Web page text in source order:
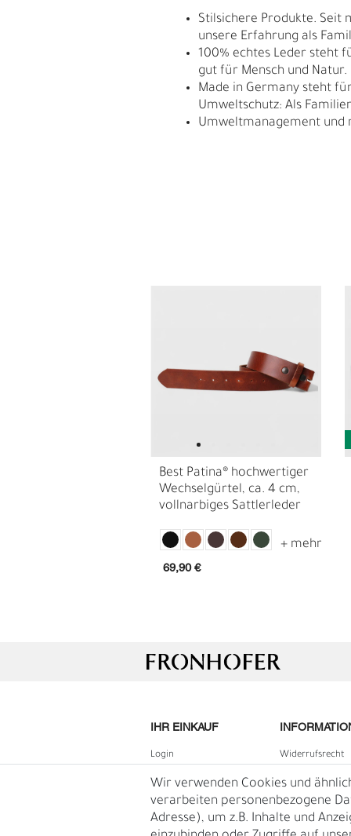
Ü
E
L
Stilsichere Produkte. Seit
unsere Erfahrung als
100% echtes Leder steht
gut für Mensch und Natur.
Made in Germany steht
Umweltschutz: Als
Umweltmanagement und
Best Patina® hochwertiger
Wechselgürtel, ca. 4 cm,
vollnarbiges Sattlerleder
69,90 €
IHR EINKAUF
Login
B2B Login
Registrieren
Wunschliste
Widerrufs­recht
Impressum
AGB
Wir verwenden Cookies und
verarbeiten personenbezogene
Adresse), um z.B. Inhalte und